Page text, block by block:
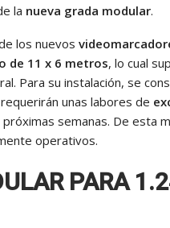
la nueva grada modular.
los nuevos
de 11 x 6 metros, lo cual
Para su instalación, se
unas labores de
semanas. De esta
operativos.
PARA